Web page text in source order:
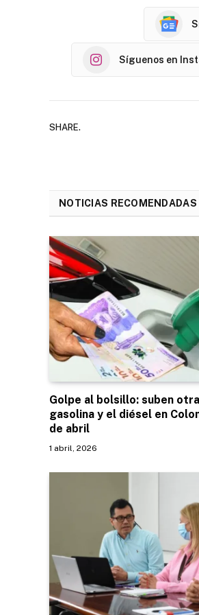
Síguenos en
SHARE.
NOTICIAS RECOMENDADAS
Golpe al bolsillo: suben
gasolina y el diésel en
de abril
1 abril, 2026